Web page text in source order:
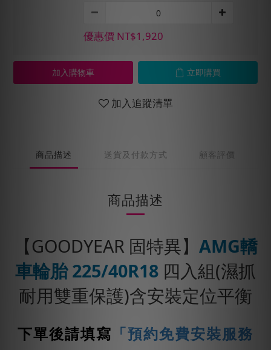
優惠價 NT$1,920
加入購物車 立即購買
加入追蹤清單
商品描述 送貨及付款方式 顧客評價
商品描述
【GOODYEAR 固特異】 AMG轎
車輪胎 225/40R18 四入組(濕抓
耐用雙重保護)含安裝定位平衡
下單後請填寫 「預約免費安裝服務